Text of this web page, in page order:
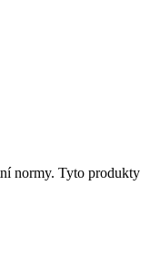
normy. Tyto produkty